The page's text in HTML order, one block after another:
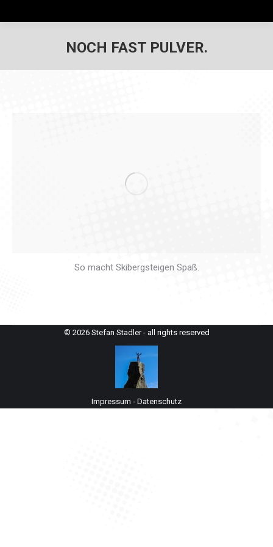
NOCH FAST PULVER.
So macht Skibergsteigen Spaß.
© 2026 Stefan Stadler - all rights reserved
Impressum - Datenschutz